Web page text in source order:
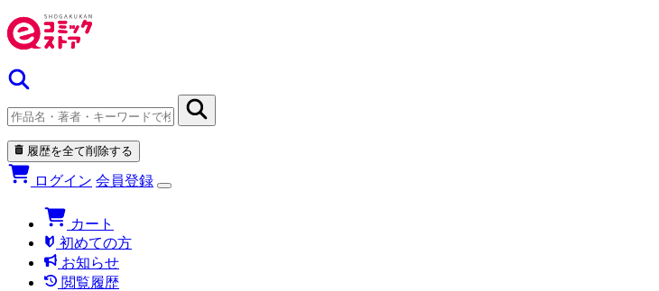
履歴を全て削除する
ログイン 会員登録
カート
初めての方
お知らせ
閲覧履歴